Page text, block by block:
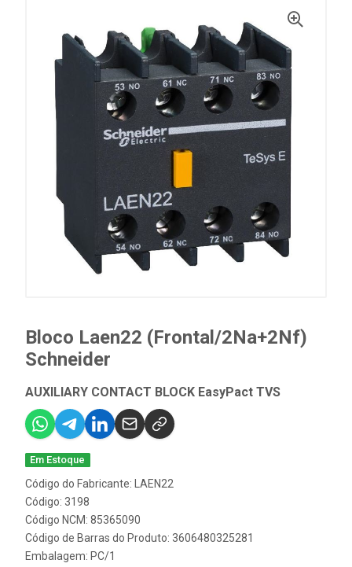
Bloco Laen22 (Frontal/2Na+2Nf)
Schneider
AUXILIARY CONTACT BLOCK EasyPact TVS
Em Estoque
Código do Fabricante: LAEN22
Código: 3198
Código NCM: 85365090
Código de Barras do Produto: 3606480325281
Embalagem: PC/1